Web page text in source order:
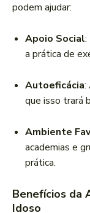
podem ajudar:
Apoio Social:
a prática de
Autoeficácia:
que isso trará
Ambiente
academias e
prática.
Benefícios da
Idoso